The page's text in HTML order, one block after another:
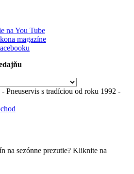
Pneuservis s tradíciou od roku 1992 -
na sezónne prezutie? Kliknite na